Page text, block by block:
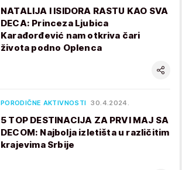
NATALIJA I ISIDORA RASTU KAO SVA
DECA: Princeza Ljubica
Karađorđević nam otkriva čari
života podno Oplenca
PORODIČNE AKTIVNOSTI 30.4.2024.
5 TOP DESTINACIJA ZA PRVI MAJ SA
DECOM: Najbolja izletišta u različitim
krajevima Srbije